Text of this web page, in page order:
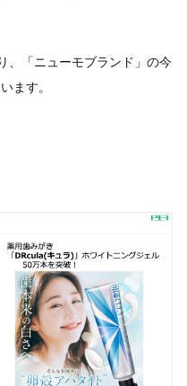
、「ニューモブランド」の今
ます。